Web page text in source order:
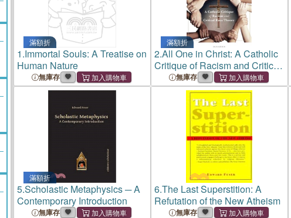
滿額折
1.Immortal Souls: A Treatise on
Human Nature
無庫存
滿額折
2.All One in Christ: A Catholic
Critique of Racism and Critical
Race Theory
無庫存
滿額折
5.Scholastic Metaphysics ─ A
Contemporary Introduction
無庫存
6.The Last Superstition: A
Refutation of the New Atheism
無庫存